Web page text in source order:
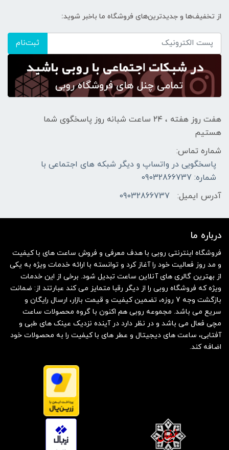
از تخفیف‌ها و جدیدترین‌های فروشگاه ما باخبر شوید:
ثبت‌نام
هفت روز هفته ، ۲۴ ساعت شبانه‌ روز پاسخگوی شما
هستیم
شماره تماس:
پاسخگویی در واتساپ و دیگر شبکه های اجتماعی با
شماره: 09032866737
آدرس ایمیل:
09032866737
درباره ما
فروشگاه اینترنتی روبی با هدف معرفی و فروش ساعت های با کیفیت
و مد روز فعالیت خود را آغاز کرد و توانسته با ارائه خدمات ویژه به یکی
از بهترین گالری های آنلاین ساعت تبدیل شود. برخی از این خدمات
ویژه که فروشگاه روبی را از دیگر رقبا متمایز می کند عبارتند از: ضمانت
بازگشت وجه 7 روزه، تضمین کیفیت و قیمت بازار، ارسال رایگان و
سریع می باشد. مجموعه روبی هم اکنون با گروه محصولات ساعت
مچی فعال می باشد و در نظر دارد در آینده نزدیک عینک های طبی و
آفتابی، ساعت های دیجیتال و عطر های با کیفیت را به محصولات خود
اضافه کند.